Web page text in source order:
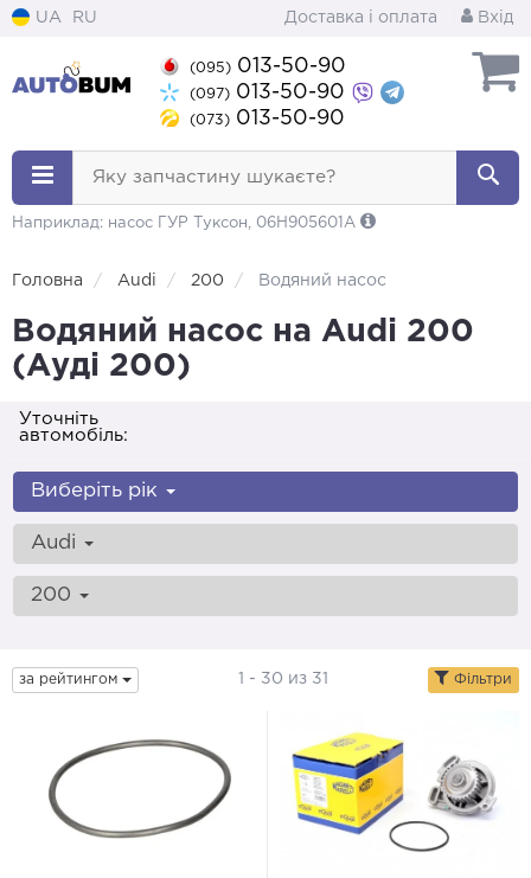
UA RU Доставка і оплата Вхід
(095) 013-50-90
(097) 013-50-90
(073) 013-50-90
Яку запчастину шукаєте?
Наприклад: насос ГУР Туксон, 06H905601A
Головна Audi 200 Водяний насос
Водяний насос на Audi 200
(Ауді 200)
Уточніть
автомобіль:
Виберіть рік
Audi
200
за рейтингом 1 - 30 из 31 Фільтри